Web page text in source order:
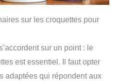
sur les croquettes pour
sur un point : le
est essentiel. Il faut opter
adaptées qui répondent aux